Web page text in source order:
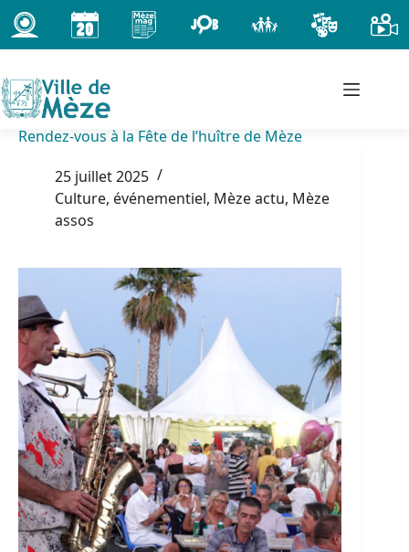
Passer
au
contenu
Rendez-vous à la Fête de l’huître de Mèze
25 juillet 2025
Culture, événementiel, Mèze actu, Mèze
assos